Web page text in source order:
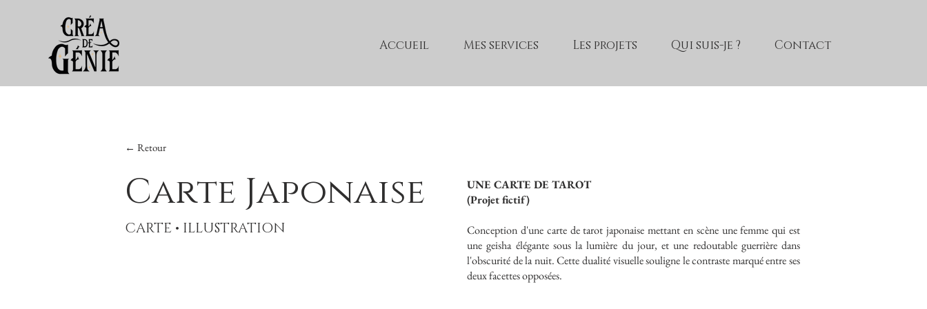
Accueil Mes services Les projets Qui suis-je ? Contact
← Retour
Carte Japonaise
CARTE • ILLUSTRATION
UNE CARTE DE TAROT
(Projet fictif)
Conception d'une carte de tarot japonaise mettant en scène une femme qui est
une geisha élégante sous la lumière du jour, et une redoutable guerrière dans
l'obscurité de la nuit. Cette dualité visuelle souligne le contraste marqué entre ses
deux facettes opposées.